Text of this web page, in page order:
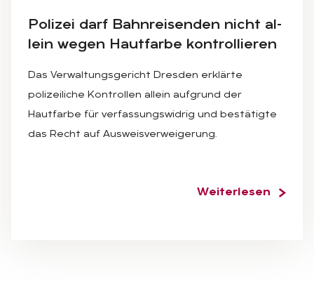
Po­li­zei darf Bahn­rei­sen­den nicht al­
lein we­gen Haut­far­be kon­trol­lie­ren
Das Verwaltungsgericht Dresden erklärte
polizeiliche Kontrollen allein aufgrund der
Hautfarbe für verfassungswidrig und bestätigte
das Recht auf Ausweisverweigerung.
Weiterlesen